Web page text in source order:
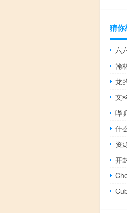
猜你
翰
龙
哔
什
资
开